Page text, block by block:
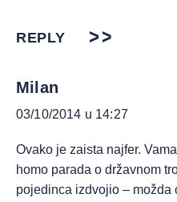
REPLY
Milan
03/10/2014 u 14:27
Ovako je zaista najfer.
homo parada o državnom
pojedinca izdvojio – možda